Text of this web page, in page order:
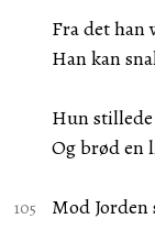
Fra det han
Han kan
Hun stillede
Og brød en
Mod